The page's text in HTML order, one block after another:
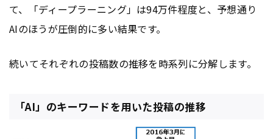
て、「ディープラーニング」は94万件程度と、予想通り
AIのほうが圧倒的に多い結果です。
続いてそれぞれの投稿数の推移を時系列に分解します。
「AI」のキーワードを用いた投稿の推移